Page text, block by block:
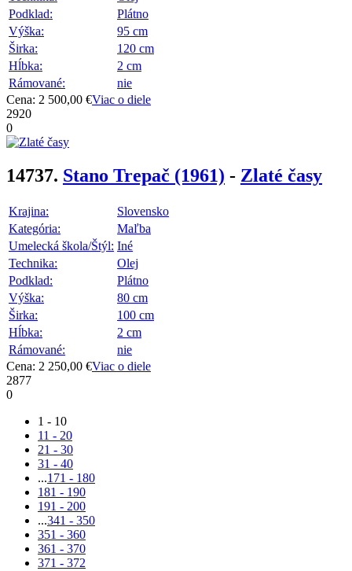
Podklad:
Plátno
Výška:
95 cm
Širka:
120 cm
Hĺbka:
2 cm
Rámované:
nie
Cena: 2 500,00 €Viac o diele
2920
0
14737. Stano Trepač (1961) - Zlaté časy
Krajina:
Slovensko
Kategória:
Maľba
Umelecká škola/Štýl: Iné
Technika:
Olej
Podklad:
Plátno
Výška:
80 cm
Širka:
100 cm
Hĺbka:
2 cm
Rámované:
nie
Cena: 2 250,00 €Viac o diele
2877
0
1 - 10
11 - 20
21 - 30
31 - 40
...171 - 180
181 - 190
191 - 200
...341 - 350
351 - 360
361 - 370
371 - 372